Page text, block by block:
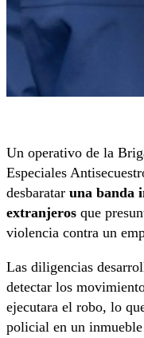
Un operativo de la
Especiales
desbaratar una banda
extranjeros que
violencia contra un
Las diligencias
detectar los
ejecutara el robo, lo
policial en un inmueble